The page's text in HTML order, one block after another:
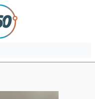
às 12:35